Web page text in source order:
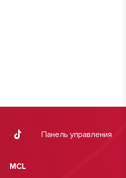
Панель управления
MCL